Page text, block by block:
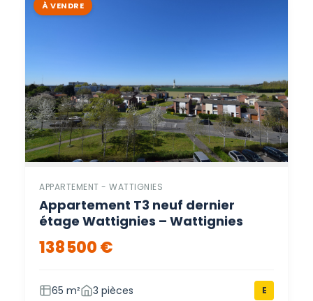
À VENDRE
APPARTEMENT - WATTIGNIES
Appartement T3 neuf dernier
étage Wattignies – Wattignies
138 500 €
65 m² 3 pièces E